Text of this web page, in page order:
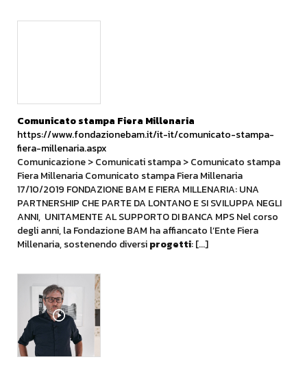
Comunicato stampa Fiera Millenaria
https://www.fondazionebam.it/it-it/comunicato-stampa-
fiera-millenaria.aspx
Comunicazione > Comunicati stampa > Comunicato stampa
Fiera Millenaria Comunicato stampa Fiera Millenaria
17/10/2019 FONDAZIONE BAM E FIERA MILLENARIA: UNA
PARTNERSHIP CHE PARTE DA LONTANO E SI SVILUPPA NEGLI
ANNI, UNITAMENTE AL SUPPORTO DI BANCA MPS Nel corso
degli anni, la Fondazione BAM ha affiancato l’Ente Fiera
Millenaria, sostenendo diversiprogetti: [...]